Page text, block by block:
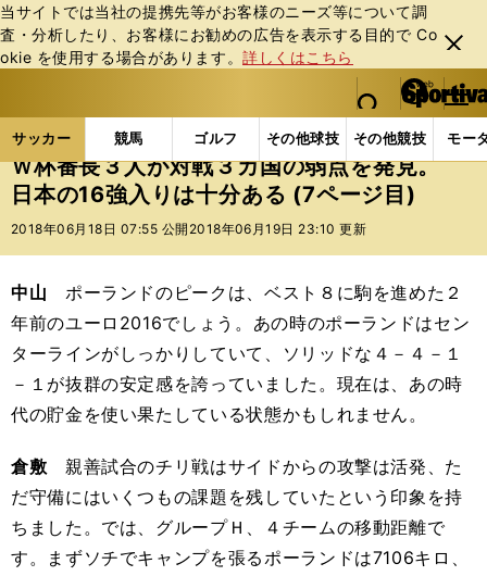
当サイトでは当社の提携先等がお客様のニーズ等について調
査・分析したり、お客様にお勧めの広告を表⽰する⽬的で Co
okie を使⽤する場合があります。詳しくはこちら
閉じ
る
web Sportiva (webスポルティーバ)
検索
マイペ
ー
ジ
メニュ
サッカー 競馬 ゴルフ その他球技 その他競技 モー
ス
ポ
ル
バ
サッカーの記事一覧 海外サッカー 海外サッカー
Ｗ杯番長３人が対戦３カ国の弱点を発見。
日本の16強入りは十分ある (7ページ目)
2018年06月18日 07:55 公開 2018年06月19日 23:10 更新
中山 ポーランドのピークは、ベスト８に駒を進めた２
年前のユーロ2016でしょう。あの時のポーランドはセン
ターラインがしっかりしていて、ソリッドな４－４－１
－１が抜群の安定感を誇っていました。現在は、あの時
代の貯金を使い果たしている状態かもしれません。
倉敷 親善試合のチリ戦はサイドからの攻撃は活発、た
だ守備にはいくつもの課題を残していたという印象を持
ちました。では、グループＨ、４チームの移動距離で
す。まずソチでキャンプを張るポーランドは7106キロ、